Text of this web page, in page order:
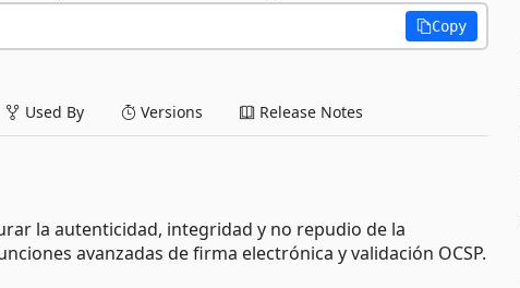
Copy
Used By Versions Release Notes
la autenticidad, integridad y no repudio de la
avanzadas de firma electrónica y validación OCSP.